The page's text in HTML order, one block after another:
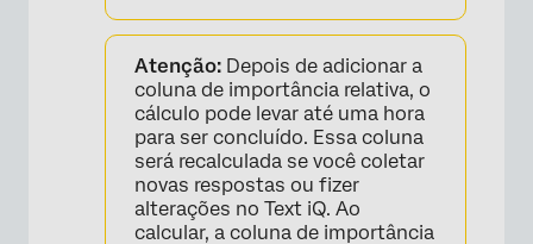
Atenção: Depois de adicionar a
coluna de importância relativa, o
cálculo pode levar até uma hora
para ser concluído. Essa coluna
será recalculada se você coletar
novas respostas ou fizer
alterações no Text iQ. Ao
calcular, a coluna de importância